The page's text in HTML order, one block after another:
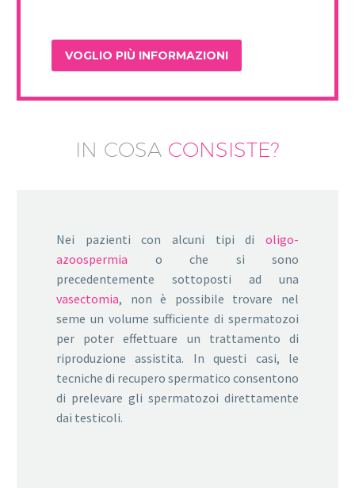
IN COSA CONSISTE?
Nei pazienti con alcuni tipi di oligo-
azoospermia o che si sono
precedentemente sottoposti ad una
vasectomia, non è possibile trovare nel
seme un volume sufficiente di spermatozoi
per poter effettuare un trattamento di
riproduzione assistita. In questi casi, le
tecniche di recupero spermatico consentono
di prelevare gli spermatozoi direttamente
dai testicoli.